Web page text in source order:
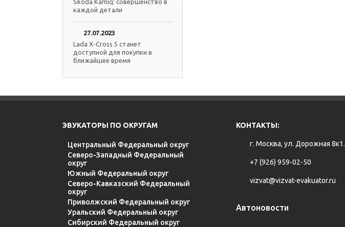
Skoda Kamiq: совершенство в
каждой детали
27.07.2023
Lada X-Cross 5 станет
доступной для покупки в
ближайшее время
ЭВУКАТОРЫ ПО ОКРУГАМ
Центральный Федеральный округ
Северо-Западный Федеральный
округ
Южный Федеральный округ
Северо-Кавказский Федеральный
округ
Приволжский Федеральный округ
Уральский Федеральный округ
Сибирский Федеральный округ
КОНТАКТЫ:
г. Москва, ул. Дорожная 8к1.
+7 (926) 959-02-50
vizvat@vizvat-evakuator.ru
Автоновости